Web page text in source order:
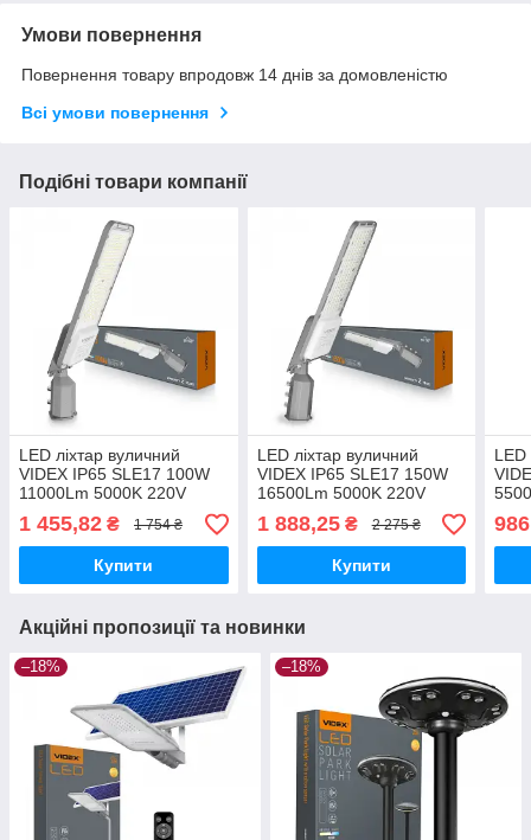
Умови повернення
Повернення товару впродовж 14 днів за домовленістю
Всі умови повернення
Подібні товари компанії
LED ліхтар вуличний
VIDEX IP65 SLE17 100W
11000Lm 5000K 220V
1 455,82 ₴ 1 754 ₴
Купити
LED ліхтар вуличний
VIDEX IP65 SLE17 150W
16500Lm 5000K 220V
1 888,25₴ 2 275 ₴
Купити
LED
Акційні пропозиції та новинки
–18% –18%